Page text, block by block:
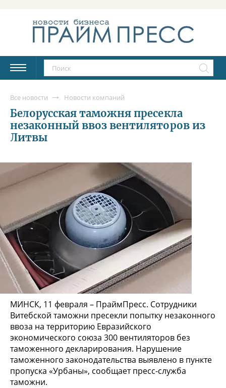
Все новости Новости компаний
Белорусская таможня пресекла
незаконный ввоз вентиляторов из
Литвы
МИНСК, 11 февраля – ПраймПресс. Сотрудники
Витебской таможни пресекли попытку незаконного
ввоза на территорию Евразийского
экономического союза 300 вентиляторов без
таможенного декларирования. Нарушение
таможенного законодательства выявлено в пункте
пропуска «Урбаны», сообщает пресс-служба
таможни.